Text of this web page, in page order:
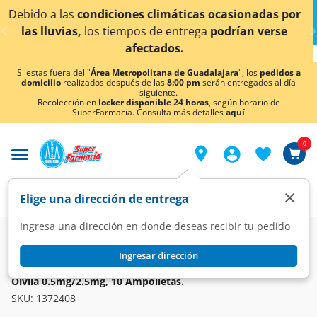
< div class="carousel-inner">
por
verse
¡Ahora también en Aguascalientes!
conocer detalles.
Si estas fuera del "Área Metropolitana de Guadalajara", los pedidos a
domicilio realizados después de las8:00 pm serán entregados al día
siguiente.
Recolección en locker disponible 24 horas, según horario de
SuperFarmacia. Consulta más detallesaquí
Elige una dirección de entrega
Ingresa una dirección en donde deseas recibir tu pedido
Ingresar dirección
×
0
Farmacia Medicina
Respiratorio
Broncodilatadores
OIVILA
Oivila 0.5mg/2.5mg, 10 Ampolletas.
SKU: 1372408